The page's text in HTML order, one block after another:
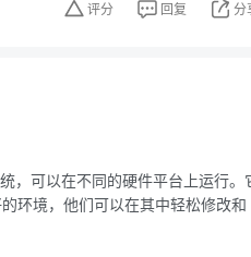
评分 回复 分
，可以在不同的硬件平台上运行。
环境，他们可以在其中轻松修改和